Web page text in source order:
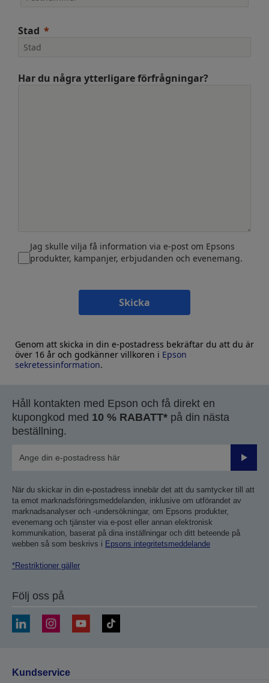
Stad
Har du några ytterligare förfrågningar?
Jag skulle vilja få information via e-post om Epsons
produkter, kampanjer, erbjudanden och evenemang.
Skicka
Genom att skicka in din e-postadress bekräftar du att du är
över 16 år och godkänner villkoren i Epson
sekretessinformation.
Håll kontakten med Epson och få direkt en
kupongkod med 10 % RABATT* på din nästa
beställning.
Skicka
När du skickar in din e-postadress innebär det att du samtycker till att
ta emot marknadsföringsmeddelanden, inklusive om utförandet av
marknadsanalyser och -undersökningar, om Epsons produkter,
evenemang och tjänster via e-post eller annan elektronisk
kommunikation, baserat på dina inställningar och ditt beteende på
webben så som beskrivs i Epsons integritetsmeddelande
*Restriktioner gäller
Följ oss på
Kundservice